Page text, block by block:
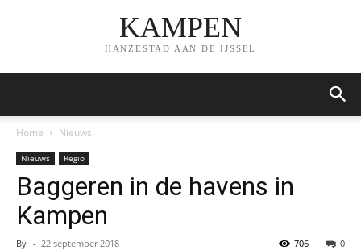
KAMPEN
HANZESTAD AAN DE IJSSEL
Home Nieuws
Nieuws Regio
Baggeren in de havens in
Kampen
By - 22 september 2018 0
706